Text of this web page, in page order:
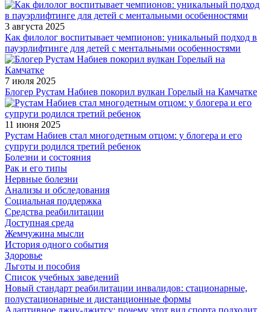
3 августа 2025
Как филолог воспитывает чемпионов: уникальный подход в
пауэрлифтинге для детей с ментальными особенностями
7 июля 2025
Блогер Рустам Набиев покорил вулкан Горелый на Камчатке
11 июня 2025
Рустам Набиев стал многодетным отцом: у блогера и его
супруги родился третий ребенок
Болезни и состояния
Рак и его типы
Нервные болезни
Анализы и обследования
Социальная поддержка
Средства реабилитации
Доступная среда
Жемчужина мысли
История одного события
Здоровье
Льготы и пособия
Список учебных заведений
Новый стандарт реабилитации инвалидов: стационарные,
полустационарные и дистанционные формы